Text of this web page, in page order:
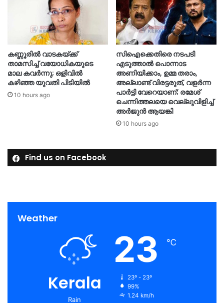
കണ്ണൂരിൽ വാടകയ്ക്ക്
താമസിച്ച് വയോധികയുടെ
മാല കവർന്നു; ഒളിവിൽ
കഴിഞ്ഞ യുവതി പിടിയിൽ
10 hours ago
സിഐക്കെതിരെ നടപടി
എടുത്താൽ പൊന്നാട
അണിയിക്കാം, ഉമ്മ തരാം,
അല്ലാണ്ട് വിരട്ടരുത്, വളർന്ന
പാർട്ടി വേറെയാണ്; രമേശ്
ചെന്നിത്തലയെ വെല്ലുവിളിച്ച്
അർജുൻ ആയങ്കി
10 hours ago
Find us on Facebook
Weather
Kerala
Rain
23 ℃
23º - 23º
99%
1.24 km/h